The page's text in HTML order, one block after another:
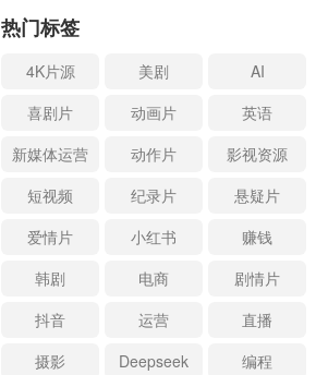
热门标签
4K片源 美剧
AI
喜剧片
动画片
英语
新媒体运营
动作片
影视资源
短视频
纪录片
悬疑片
爱情片
小红书
赚钱
韩剧
电商
剧情片
抖音
运营
直播
摄影
Deepseek 编程